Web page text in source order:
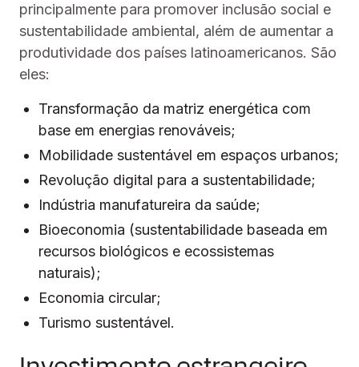
principalmente para promover inclusão social e
sustentabilidade ambiental, além de aumentar a
produtividade dos países latinoamericanos. São
eles:
Transformação da matriz energética com
base em energias renováveis;
Mobilidade sustentável em espaços urbanos;
Revolução digital para a sustentabilidade;
Indústria manufatureira da saúde;
Bioeconomia (sustentabilidade baseada em
recursos biológicos e ecossistemas
naturais);
Economia circular;
Turismo sustentável.